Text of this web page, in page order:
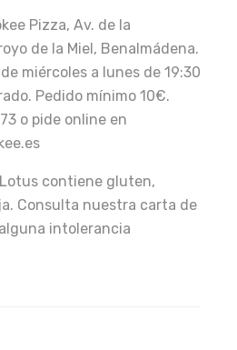
Pizza, Av. de la
de la Miel, Benalmádena.
miércoles a lunes de 19:30
Pedido mínimo 10€.
o pide online en
contiene gluten,
Consulta nuestra carta de
intolerancia